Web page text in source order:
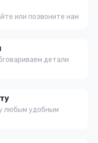
или позвоните нам
детали
любым удобным